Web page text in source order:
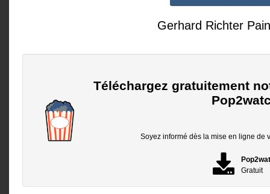
Gerhard Richter
Téléchargez gratuitement
Soyez informé dès la mise en ligne de
Gratuit